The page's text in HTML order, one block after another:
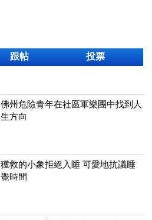
跟帖 投票
佛州危險青年在社區軍樂團中找到人
生方向
獲救的小象拒絕入睡 可愛地抗議睡
覺時間